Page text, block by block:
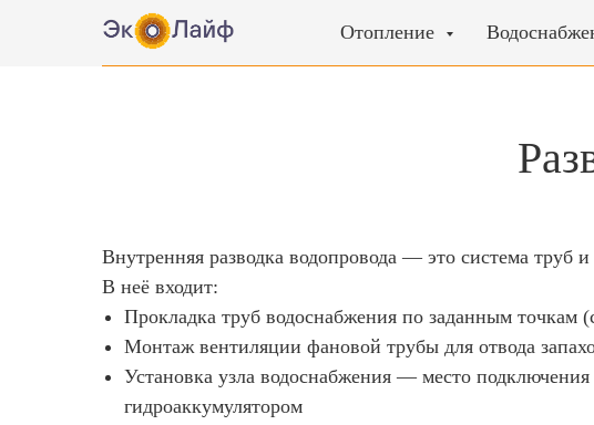
Отопление
Внутренняя разводка водопровода — это система
В неё входит:
Прокладка труб водоснабжения по заданным точкам
Монтаж вентиляции фановой трубы для отвода
Установка узла водоснабжения — место
гидроаккумулятором